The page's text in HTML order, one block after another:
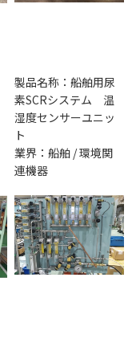
製品名称：船舶用尿
素SCRシステム 温
湿度センサーユニッ
ト
業界：船舶 / 環境関
連機器